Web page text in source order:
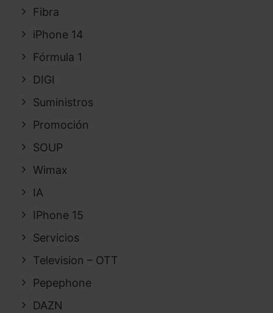
Fibra
iPhone 14
Fórmula 1
DIGI
Suministros
Promoción
SOUP
Wimax
IA
IPhone 15
Servicios
Television – OTT
Pepephone
DAZN